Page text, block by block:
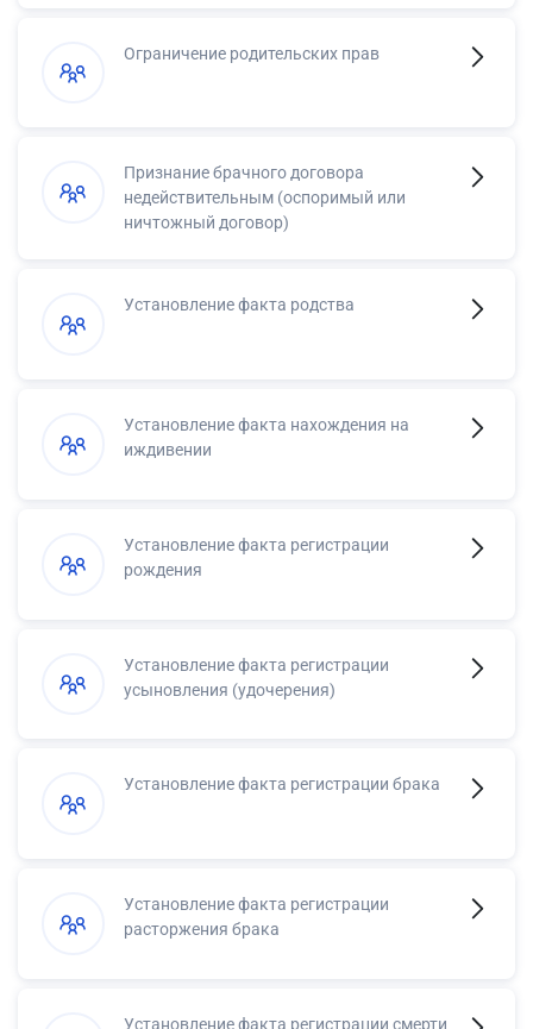
Ограничение родительских прав
Признание брачного договора
недействительным (оспоримый или
ничтожный договор)
Установление факта родства
Установление факта нахождения на
иждивении
Установление факта регистрации
рождения
Установление факта регистрации
усыновления (удочерения)
Установление факта регистрации брака
Установление факта регистрации
расторжения брака
Установление факта регистрации смерти